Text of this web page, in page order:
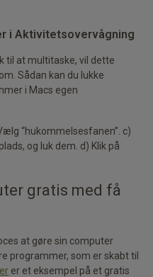
i Aktivitetsovervågning
til at multitaske, vil dette
Sådan kan du lukke
i Macs egen
“hukommelsesfanen”. c)
og luk dem. d) Klik på
gratis med få
at gøre sin computer
programmer, som er skabt til
er et eksempel på et gratis